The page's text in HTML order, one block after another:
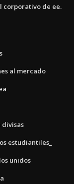
corporativo de ee.
al mercado
divisas
estudiantiles_
unidos